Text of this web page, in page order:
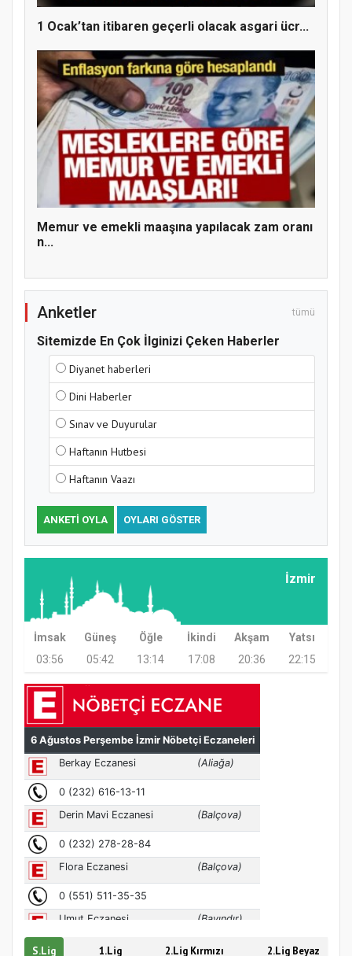
Hz. Peygamber ve Gençlik Konferansı
Samsun Atakum’da Yaz Kur’an Kursu
Kapanış Programı
Samsun Atakum’da Ayasofya Camii
Etkinliği
Türkiye’de insanlar dinle bağlarını
koparıyor mu?
1 Ocak’tan itibaren geçerli olacak asgari ücr...
Memur ve emekli maaşına yapılacak zam oranı
n...
Anketler tümü
Sitemizde En Çok İlginizi Çeken Haberler
Diyanet haberleri
Dini Haberler
Sınav ve Duyurular
Haftanın Hutbesi
Haftanın Vaazı
ANKETI OYLA OYLARI GÖSTER
İzmir
İmsak Güneş Öğle İkindi Akşam
Yatsı
03:56
05:42 13:14 17:08 20:36 22:15
S.Lig 1.Lig 2.Lig Kırmızı 2.Lig Beyaz